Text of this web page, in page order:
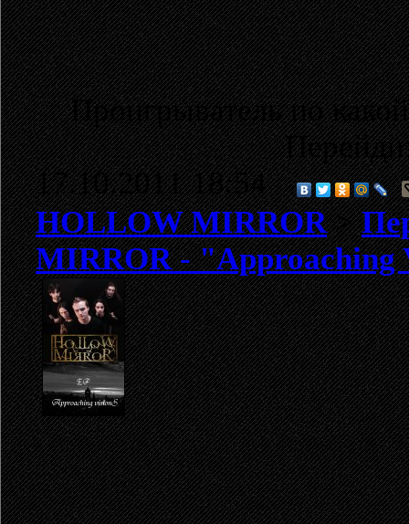
Проигрыватель по
17.10.2011 18:54
HOLLOW MIRROR>
MIRROR - "Approaching